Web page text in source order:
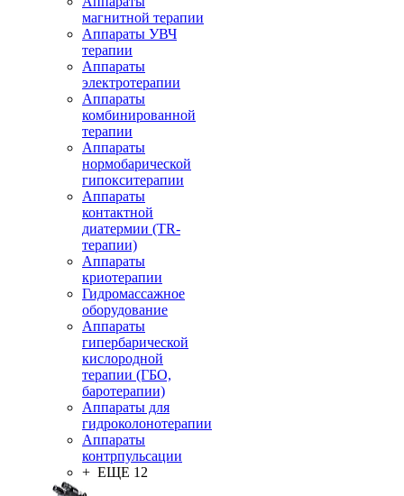
магнитной терапии
Аппараты УВЧ
терапии
Аппараты
электротерапии
Аппараты
комбинированной
терапии
Аппараты
нормобарической
гипокситерапии
Аппараты
контактной
диатермии (TR-
терапии)
Аппараты
криотерапии
Гидромассажное
оборудование
Аппараты
гипербарической
кислородной
терапии (ГБО,
баротерапии)
Аппараты для
гидроколонотерапии
Аппараты
контрпульсации
+ ЕЩЕ 12